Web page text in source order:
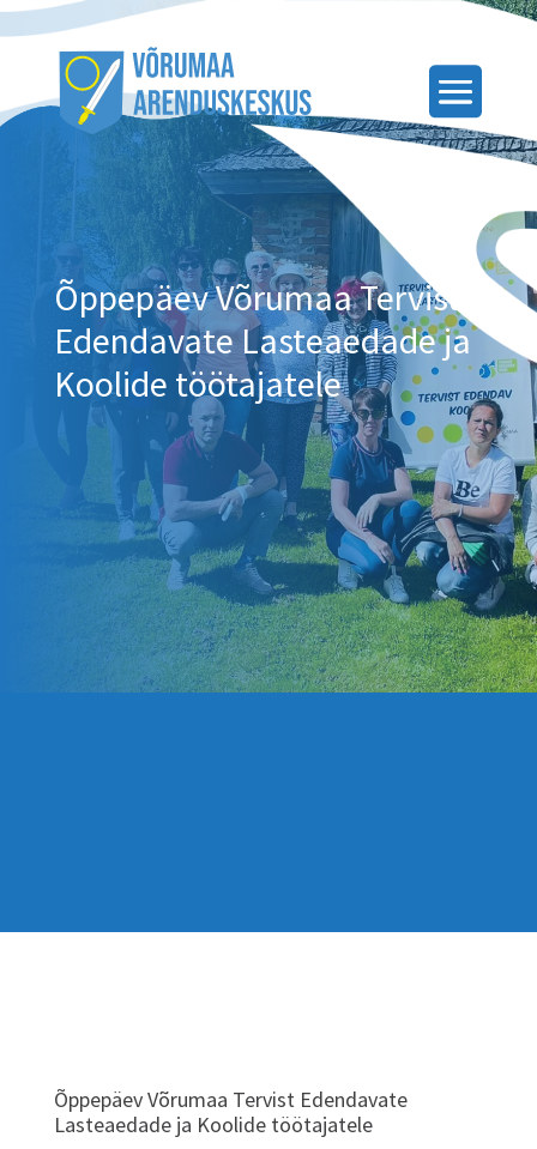
Õppepäev Võrumaa Tervist
Edendavate Lasteaedade ja
Koolide töötajatele
Õppepäev Võrumaa Tervist Edendavate
Lasteaedade ja Koolide töötajatele